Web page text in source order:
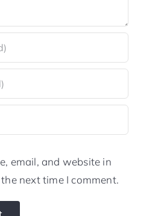
email, and website in
next time I comment.